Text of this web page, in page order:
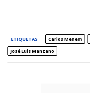
ETIQUETAS Carlos Menem
José Luis Manzano